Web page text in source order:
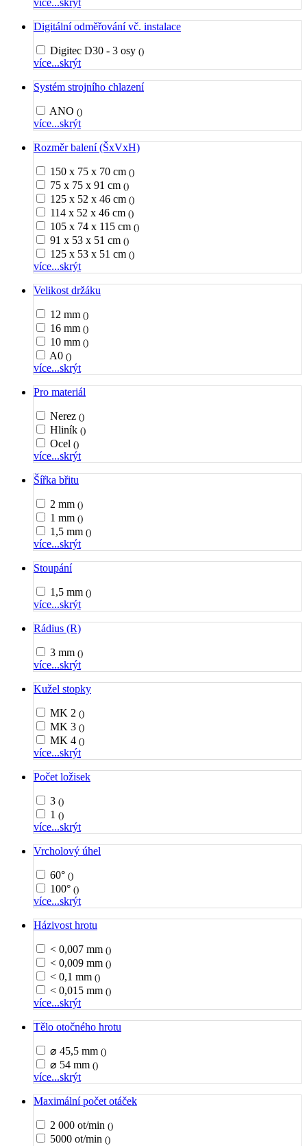
více...skrýt
Digitální odměřování vč. instalace
Digitec D30 - 3 osy ()
více...skrýt
Systém strojního chlazení
ANO ()
více...skrýt
Rozměr balení (ŠxVxH)
150 x 75 x 70 cm ()
75 x 75 x 91 cm ()
125 x 52 x 46 cm ()
114 x 52 x 46 cm ()
105 x 74 x 115 cm ()
91 x 53 x 51 cm ()
125 x 53 x 51 cm ()
více...skrýt
Velikost držáku
12 mm ()
16 mm ()
10 mm ()
A0 ()
více...skrýt
Pro materiál
Nerez ()
Hliník ()
Ocel ()
více...skrýt
Šířka břitu
2 mm ()
1 mm ()
1,5 mm ()
více...skrýt
Stoupání
1,5 mm ()
více...skrýt
Rádius (R)
3 mm ()
více...skrýt
Kužel stopky
MK 2 ()
MK 3 ()
MK 4 ()
více...skrýt
Počet ložisek
3 ()
1 ()
více...skrýt
Vrcholový úhel
60° ()
100° ()
více...skrýt
Házivost hrotu
< 0,007 mm ()
< 0,009 mm ()
< 0,1 mm ()
< 0,015 mm ()
více...skrýt
Tělo otočného hrotu
⌀ 45,5 mm ()
⌀ 54 mm ()
více...skrýt
Maximální počet otáček
2 000 ot/min ()
5000 ot/min ()